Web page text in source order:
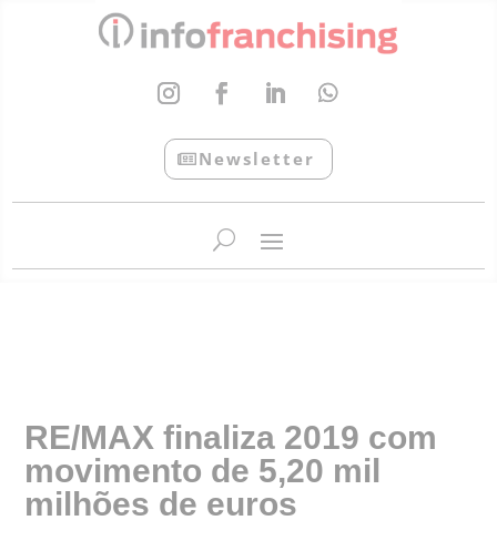
Newsletter
RE/MAX finaliza 2019 com
movimento de 5,20 mil
milhões de euros